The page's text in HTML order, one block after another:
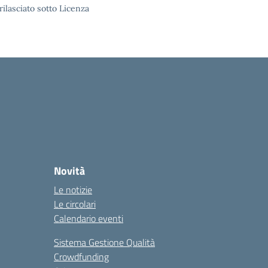
sotto Licenza
Novità
Le notizie
Le circolari
Calendario eventi
Sistema Gestione Qualità
Crowdfunding